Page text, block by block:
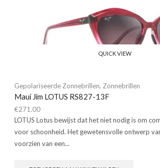
QUICK VIEW
Gepolariseerde Zonnebrillen, Zonnebrillen
Maui Jim LOTUS RS827-13F
€271.00
LOTUS Lotus bewijst dat het niet nodig is om
voor schoonheid. Het gewetensvolle ontwerp
voorzien van een...